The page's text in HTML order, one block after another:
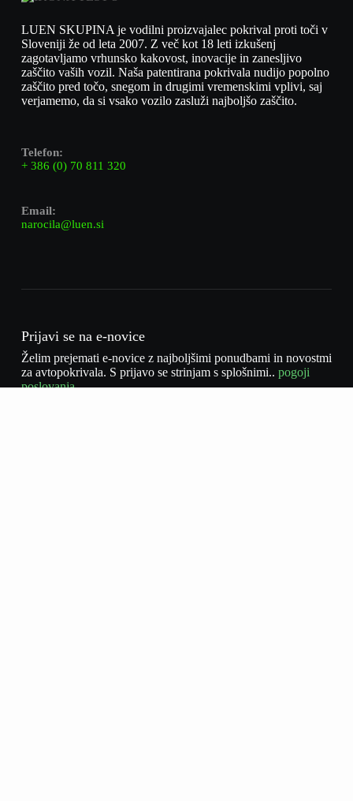
LUEN SKUPINA je vodilni proizvajalec pokrival proti toči v
Sloveniji že od leta 2007. Z več kot 18 leti izkušenj
zagotavljamo vrhunsko kakovost, inovacije in zanesljivo
zaščito vaših vozil. Naša patentirana pokrivala nudijo popolno
zaščito pred točo, snegom in drugimi vremenskimi vplivi, saj
verjamemo, da si vsako vozilo zasluži najboljšo zaščito.
Telefon:
+ 386 (0) 70 811 320
Email:
narocila@luen.si
Prijavi se na e-novice
Želim prejemati e-novice z najboljšimi ponudbami in novostmi
za avtopokrivala. S prijavo se strinjam s splošnimi.. pogoji
poslovanja.